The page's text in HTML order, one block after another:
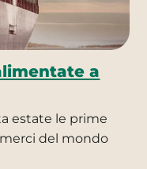
a
estate le prime
del mondo